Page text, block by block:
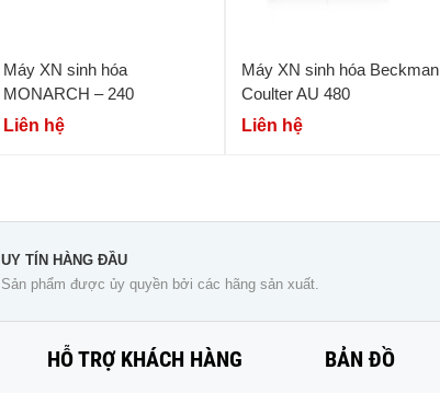
Máy XN sinh hóa
MONARCH – 240
Liên hệ
Máy XN sinh hóa Beckman
Coulter AU 480
Liên hệ
UY TÍN HÀNG ĐẦU
Sản phẩm được ủy quyền bởi các hãng sản xuất.
HỖ TRỢ KHÁCH HÀNG BẢN ĐỒ